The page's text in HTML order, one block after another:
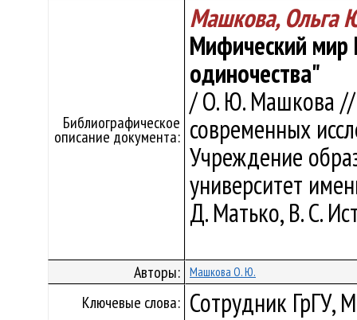
Библиографическое
описание документа:
Машкова, Ольга
Мифический мир
одиночества"
/ О. Ю. Машкова //
современных
Учреждение
университет
Д. Матько, В. С.
Авторы: Машкова О. Ю.
Ключевые слова: Сотрудник ГрГУ,